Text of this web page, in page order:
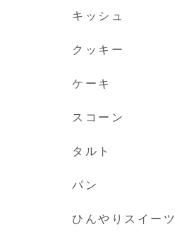
キッシュ
クッキー
ケーキ
スコーン
タルト
パン
ひんやりスイーツ